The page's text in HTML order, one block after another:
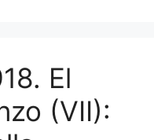
El
(VII):